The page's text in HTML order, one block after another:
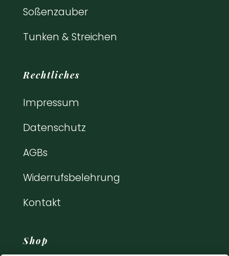
Soßenzauber
Tunken & Streichen
Rechtliches
Impressum
Datenschutz
AGBs
Widerrufsbelehrung
Kontakt
Shop